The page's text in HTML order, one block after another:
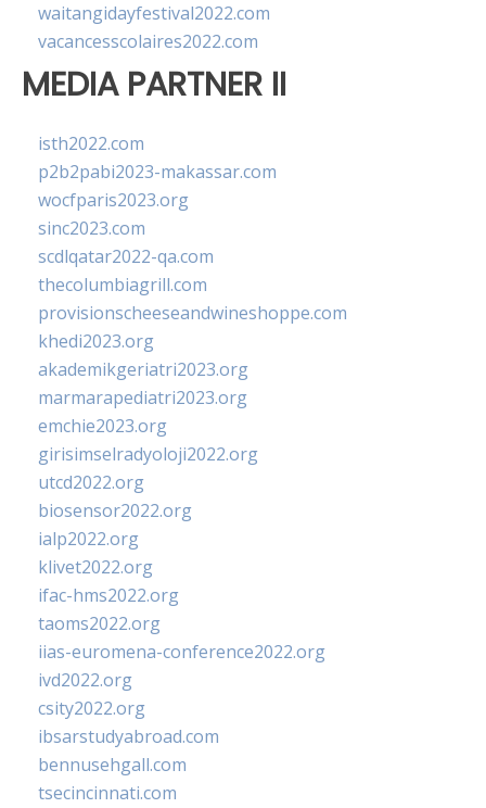
waitangidayfestival2022.com
vacancesscolaires2022.com
MEDIA PARTNER II
isth2022.com
p2b2pabi2023-makassar.com
wocfparis2023.org
sinc2023.com
scdlqatar2022-qa.com
thecolumbiagrill.com
provisionscheeseandwineshoppe.com
khedi2023.org
akademikgeriatri2023.org
marmarapediatri2023.org
emchie2023.org
girisimselradyoloji2022.org
utcd2022.org
biosensor2022.org
ialp2022.org
klivet2022.org
ifac-hms2022.org
taoms2022.org
iias-euromena-conference2022.org
ivd2022.org
csity2022.org
ibsarstudyabroad.com
bennusehgall.com
tsecincinnati.com